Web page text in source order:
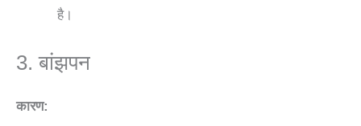
है।
3. बांझपन
कारण: